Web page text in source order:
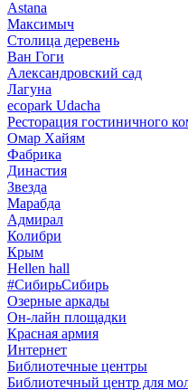
Astana
Максимыч
Столица деревень
Ван Гоги
Александровский сад
Лагуна
ecopark Udacha
Ресторация гостиничного
Омар Хайям
Фабрика
Династия
Звезда
Марабда
Адмирал
Колибри
Крым
Hellen hall
#СибирьСибирь
Озерные аркады
Он-лайн площадки
Красная армия
Интернет
Библиотечные центры
Библиотечный центр для